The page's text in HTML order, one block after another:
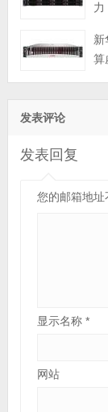
力
新
算
发表评论
发表回复
您的邮箱地址
显示名称 *
网站